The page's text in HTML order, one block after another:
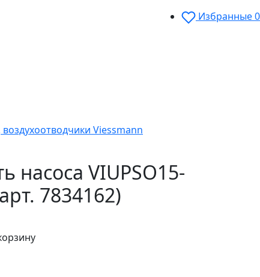
Избранные0
Viessmann
насоса VIUPSO15-
7834162)